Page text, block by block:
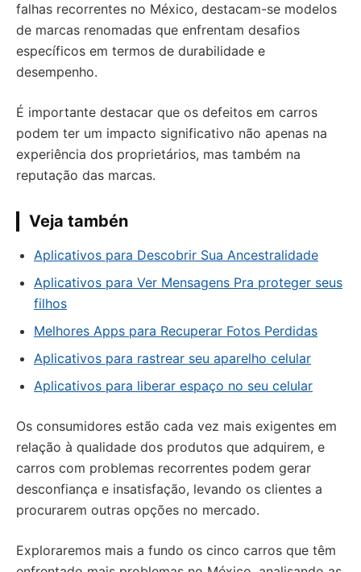
falhas recorrentes no México, destacam-se modelos
de marcas renomadas que enfrentam desafios
específicos em termos de durabilidade e
desempenho.
É importante destacar que os defeitos em carros
podem ter um impacto significativo não apenas na
experiência dos proprietários, mas também na
reputação das marcas.
Veja tambén
Aplicativos para Descobrir Sua Ancestralidade
Aplicativos para Ver Mensagens Pra proteger seus
filhos
Melhores Apps para Recuperar Fotos Perdidas
Aplicativos para rastrear seu aparelho celular
Aplicativos para liberar espaço no seu celular
Os consumidores estão cada vez mais exigentes em
relação à qualidade dos produtos que adquirem, e
carros com problemas recorrentes podem gerar
desconfiança e insatisfação, levando os clientes a
procurarem outras opções no mercado.
Exploraremos mais a fundo os cinco carros que têm